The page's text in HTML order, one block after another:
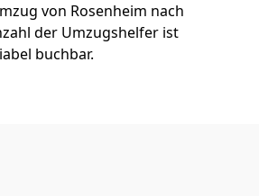
von Rosenheim nach
der Umzugshelfer ist
buchbar.